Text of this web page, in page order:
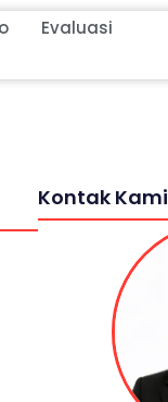
Evaluasi
Kontak Kami